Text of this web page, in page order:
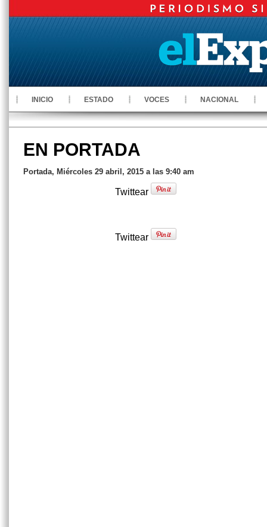
INICIO ESTADO VOCES NACIONAL
EN PORTADA
Portada, Miércoles 29 abril, 2015 a las 9:40 am
Twittear
Twittear